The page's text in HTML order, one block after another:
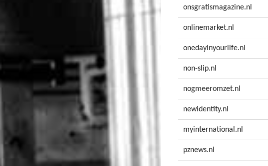
onsgratismagazine.nl
onlinemarket.nl
onedayinyourlife.nl
non-slip.nl
nogmeeromzet.nl
newidentity.nl
myinternational.nl
pznews.nl